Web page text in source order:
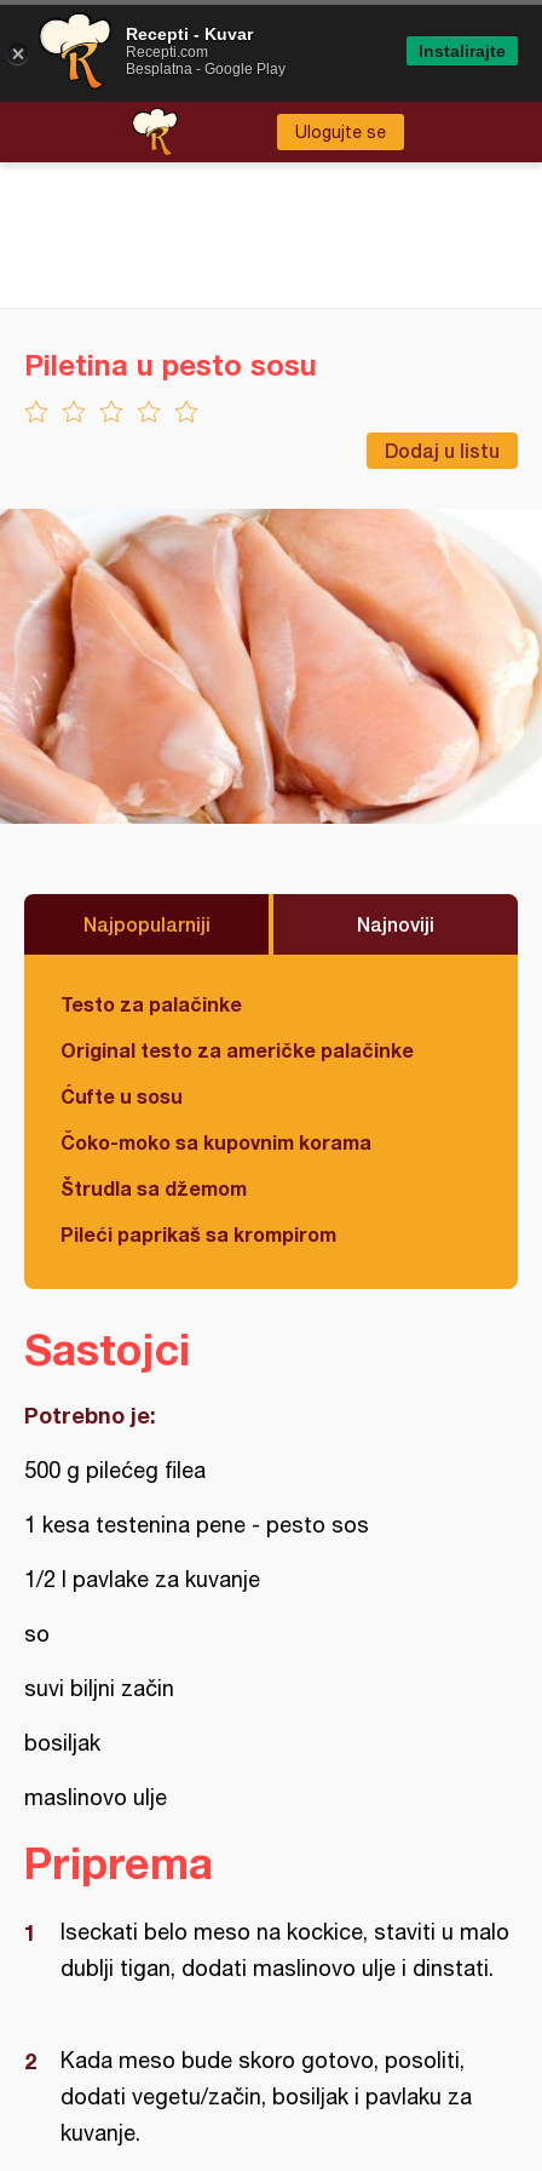
Ulogujte se
Dodaj u listu
Piletina u pesto sosu
Najpopularniji Najnoviji
Testo za palačinke
Original testo za američke palačinke
Ćufte u sosu
Čoko-moko sa kupovnim korama
Štrudla sa džemom
Pileći paprikaš sa krompirom
Sastojci
Potrebno je:
500 g pilećeg filea
1 kesa testenina pene - pesto sos
1/2 l pavlake za kuvanje
so
suvi biljni začin
bosiljak
maslinovo ulje
Priprema
Iseckati belo meso na kockice, staviti u malo
dublji tigan, dodati maslinovo ulje i dinstati.
Kada meso bude skoro gotovo, posoliti,
dodati vegetu/začin, bosiljak i pavlaku za
kuvanje.
Recepti - Kuvar
Recepti.com
Besplatna - Google Play
Instalirajte